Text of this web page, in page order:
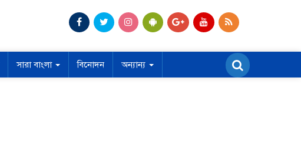
সারা বাংলা বিনোদন অন্যান্য